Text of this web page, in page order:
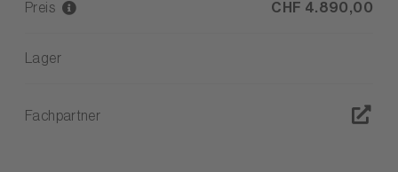
Preis CHF 4.890,00
Lager
Fachpartner